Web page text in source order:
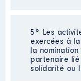
Néant
5° Les
exercées à
la
partenaire
solidarité ou